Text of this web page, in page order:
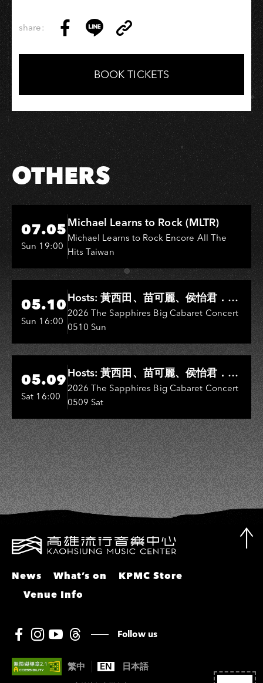
share:
on
Facebook
on
LINE
Link
Copy
BOOK TICKETS
OTHERS
Hi-Ing Music Hall
07.05
Sun 19:00
Michael Learns to Rock (MLTR)
Michael Learns to Rock Encore All The
Hits Taiwan
Hi-Ing Music Hall
05.10
Sun 16:00
Hosts: 黃西田、苗可麗、侯怡君．
Entertainers: 葉啟田、鳥來嬤-吳
敏、王彩樺、王瑞霞、吳淑敏、施文
彬、邵大倫、曹雅雯、陳孟賢、黃露
瑤
2026 The Sapphires Big Cabaret Concert
0510 Sun
Hi-Ing Music Hall
05.09
Sat 16:00
Hosts: 黃西田、苗可麗、侯怡君．
Entertainers: 葉啟田、鳥來嬤-吳
敏、張秀卿、王彩樺、吳淑敏、施文
彬、邵大倫、曹雅雯、陳孟賢、黃露
瑤
2026 The Sapphires Big Cabaret Concert
0509 Sat
News What’s on
KPMC Store
Venue Info
Follow us
繁中 EN 日本語